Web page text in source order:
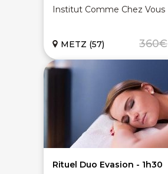
Institut Comme Chez Vous
360€
METZ (57)
Rituel Duo Evasion - 1h30